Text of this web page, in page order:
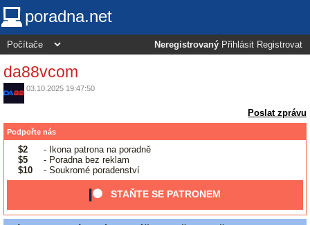
poradna.net
Neregistrovaný Přihlásit Registrovat
da88vcom
03.10.2025 19:47:50
Poslat zprávu
Podpořte nás
$2
- Ikona patrona na poradně
$5
- Poradna bez reklam
$10
- Soukromé poradenství
STAŇTE SE PATRONEM